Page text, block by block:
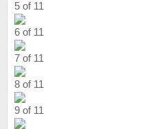
5 of 11
6 of 11
7 of 11
8 of 11
9 of 11